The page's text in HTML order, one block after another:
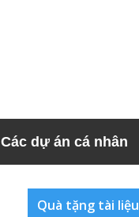
Các dự án cá nhân
Quà tặng tài liệu